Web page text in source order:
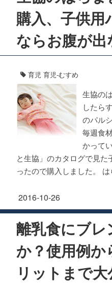
購入、子供
ならお腹が出
育児 育児-むすめ
生協の
したら
のパル
毎週食
かって
と生協」のカタログで見
ったので購入しました。
2016-10-26
離乳食にブ
か？使用例か
リットまで大